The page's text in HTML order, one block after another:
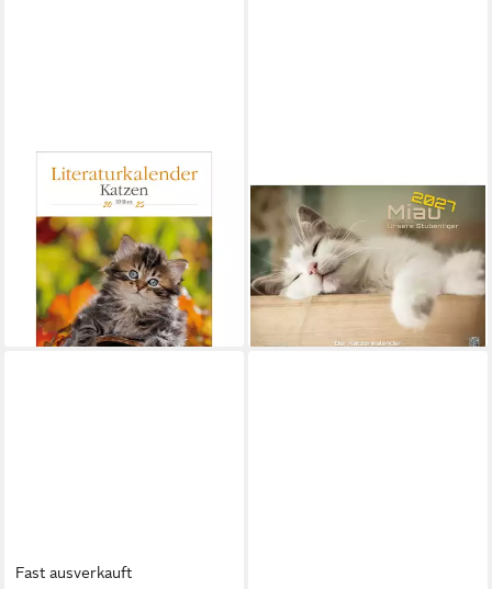
KORSCH VERLAG
Wandkalender
Literaturkalender Katzen
2025: Literarischer
Wochenkalender * 1 Woc
23,99 €
lieferbar - in 2-3 Werktagen bei dir
Stubentiger - Der
Katzenkalender - 2027 -
Kalender...
20,65 €
lieferbar - in 2-3 Werktagen bei dir
Fast ausverkauft